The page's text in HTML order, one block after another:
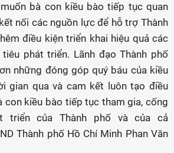
bà con kiều bào tiếp tục quan
nối các nguồn lực để hỗ trợ Thành
điều kiện triển khai hiệu quả các
phát triển. Lãnh đạo Thành phố
những đóng góp quý báu của kiều
gian qua và cam kết luôn tạo điều
con kiều bào tiếp tục tham gia, cống
triển của Thành phố và của cả
Thành phố Hồ Chí Minh Phan Văn